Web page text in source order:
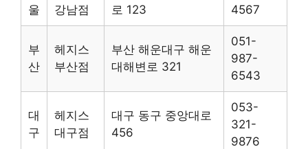
울
강남점
로 123
4567
부
산
헤지스
부산점
부산 해운대구 해운
대해변로 321
051-
987-
6543
대
구
헤지스
대구점
대구 동구 중앙대로
456
053-
321-
9876